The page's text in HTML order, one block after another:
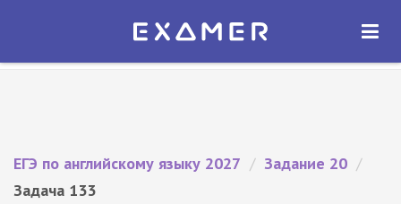
Экзамер — ЕГЭ 2027
ОТКРЫТЬ
ЕГЭ по английскому языку 2027 / Задание 20 /
Задача 133